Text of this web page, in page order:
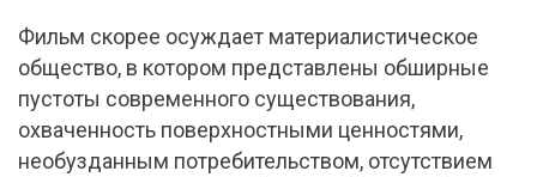
Фильм скорее осуждает материалистическое
общество, в котором представлены обширные
пустоты современного существования,
охваченность поверхностными ценностями,
необузданным потребительством, отсутствием